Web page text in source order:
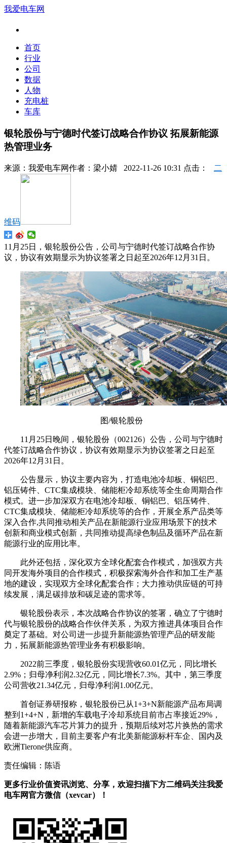
我爱电车网
首页
行业
公司
数据
人物
充电桩
车库
银轮股份与宁德时代签订战略合作协议 拓展新能源
热管理业务
来源： 我爱电车网作者： 梁小婧 2022-11-26 10:31 点击： 二
维码
11月25日，银轮股份公告，公司与宁德时代签订战略合作协
议，协议有效期显示为协议签署之日起至2026年12月31日。
图/银轮股份
11月25日晚间，银轮股份（002126）公告，公司与宁德时
代签订战略合作协议，协议有效期显示为协议签署之日起至
2026年12月31日。
公告显示，协议主要内容为，打造电池冷却板、铜铝巴、
铝压铸件、CTC集成模块、储能柜冷却系统等全生命周期合作
模式。进一步加深双方在电池冷却板、铜铝巴、铝压铸件、
CTC集成模块、储能柜冷却系统等的合作，开展全系产品类等
深入合作,共同推动相关产品在新能源行业应用场景下的技术
创新和商业模式创新，共同推动提高绿色制品及循环产品在新
能源行业的应用比率。
此外还包括，深化双方全球化配套合作模式，加强双方共
同开发海外项目的合作模式，积极探索海外合作和加工生产基
地的建设，实现双方全球化配套合作；大力推动供应链的可持
续发展，满足碳排放和碳足迹的需求等。
银轮股份表示，本次战略合作协议的签署，确立了宁德时
代与银轮股份的战略合作伙伴关系，为双方推进具体项目合作
奠定了基础。对公司进一步提升新能源热管理产品的研发能
力，拓展新能源热管理业务有积极影响。
2022前三季度，银轮股份实现营收60.01亿元，同比增长
2.9%；归母净利润2.32亿元，同比增长7.3%。其中，第三季度
公司营收21.34亿元，归母净利润1.00亿元。
首创证券研报称，银轮股份已从1+3+N新能源产品布局调
整到1+4+N，新增的车载电子冷却系统目前市占率接近29%，
随着新能源汽车芯片算力的提升，预期后续对芯片换热的需求
会进一步增大，目前主要客户有北美新能源标杆车企、国内及
欧洲Tierone供应商。
责任编辑：陈语
更多行业价值资讯浏览、分享，欢迎扫描下方二维码关注我爱
电车网官方微信（xevcar）！